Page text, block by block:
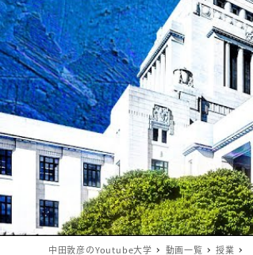
中田敦彦のYoutube大学 動画一覧 授業